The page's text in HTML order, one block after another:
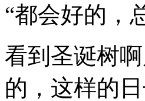
“都会好的，
看到圣诞树
的，这样的